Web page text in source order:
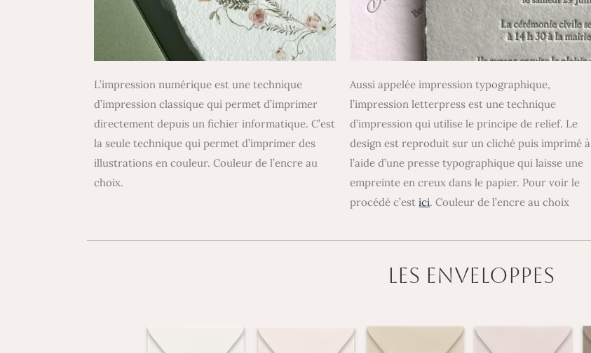
L’impression numérique est une technique
d’impression classique qui permet d’imprimer
directement depuis un fichier informatique. C’est
la seule technique qui permet d’imprimer des
illustrations en couleur. Couleur de l’encre au
choix.
Aussi appelée impression typographique,
l’impression letterpress est une technique
d’impression qui utilise le principe de relief. Le
design est reproduit sur un cliché puis imprimé à
l’aide d’une presse typographique qui laisse une
empreinte en creux dans le papier. Pour voir le
procédé c’estici. Couleur de l’encre au choix
LES ENVELOPPES